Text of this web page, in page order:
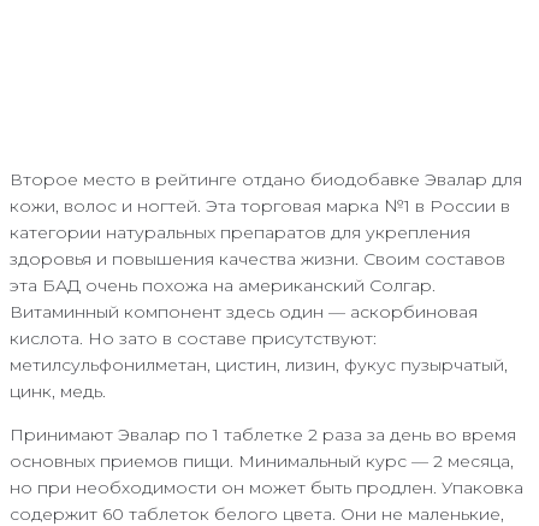
Второе место в рейтинге отдано биодобавке Эвалар для
кожи, волос и ногтей. Эта торговая марка №1 в России в
категории натуральных препаратов для укрепления
здоровья и повышения качества жизни. Своим составов
эта БАД очень похожа на американский Солгар.
Витаминный компонент здесь один — аскорбиновая
кислота. Но зато в составе присутствуют:
метилсульфонилметан, цистин, лизин, фукус пузырчатый,
цинк, медь.
Принимают Эвалар по 1 таблетке 2 раза за день во время
основных приемов пищи. Минимальный курс — 2 месяца,
но при необходимости он может быть продлен. Упаковка
содержит 60 таблеток белого цвета. Они не маленькие,